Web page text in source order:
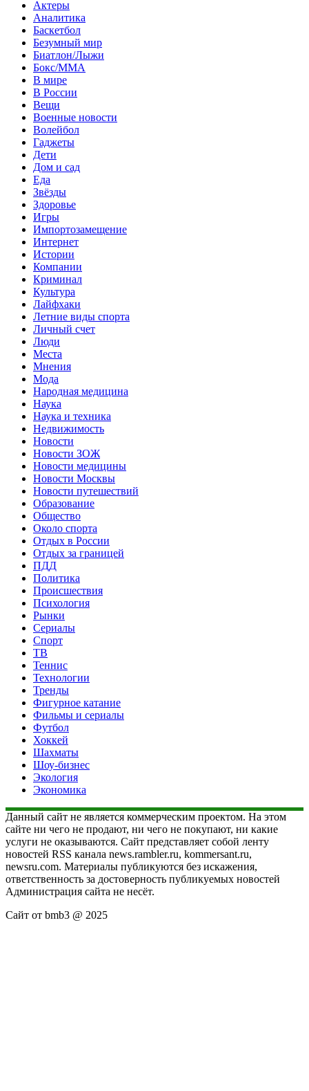
Актеры
Аналитика
Баскетбол
Безумный мир
Биатлон/Лыжи
Бокс/MMA
В мире
В России
Вещи
Военные новости
Волейбол
Гаджеты
Дети
Дом и сад
Еда
Звёзды
Здоровье
Игры
Импортозамещение
Интернет
Истории
Компании
Криминал
Культура
Лайфхаки
Летние виды спорта
Личный счет
Люди
Места
Мнения
Мода
Народная медицина
Наука
Наука и техника
Недвижимость
Новости
Новости ЗОЖ
Новости медицины
Новости Москвы
Новости путешествий
Образование
Общество
Около спорта
Отдых в России
Отдых за границей
ПДД
Политика
Происшествия
Психология
Рынки
Сериалы
Спорт
ТВ
Теннис
Технологии
Тренды
Фигурное катание
Фильмы и сериалы
Футбол
Хоккей
Шахматы
Шоу-бизнес
Экология
Экономика
Данный сайт не является коммерческим проектом. На этом
сайте ни чего не продают, ни чего не покупают, ни какие
услуги не оказываются. Сайт представляет собой ленту
новостей RSS канала news.rambler.ru, kommersant.ru,
newsru.com. Материалы публикуются без искажения,
ответственность за достоверность публикуемых новостей
Администрация сайта не несёт.
Сайт от bmb3 @ 2025